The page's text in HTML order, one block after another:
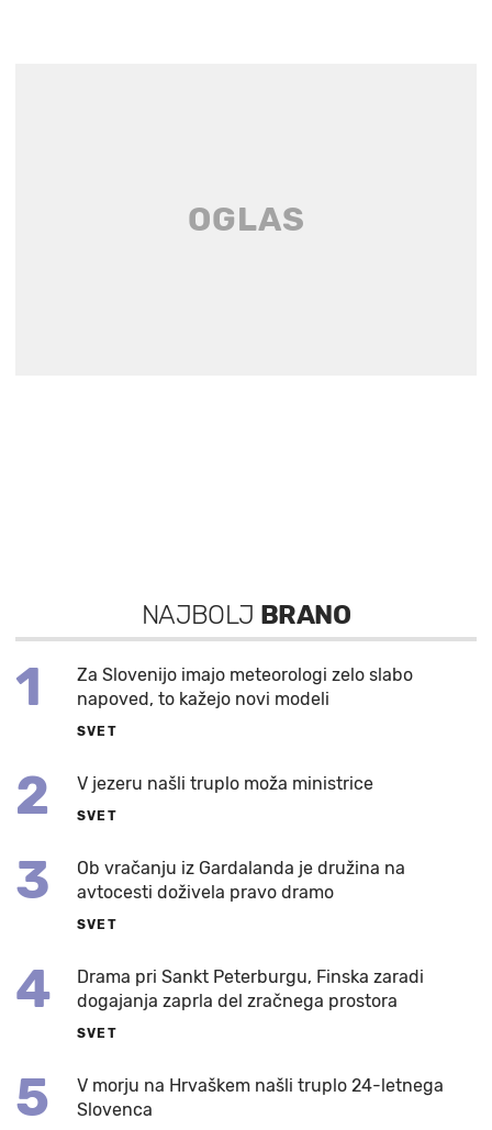
NAJBOLJ BRANO
1
Za Slovenijo imajo meteorologi zelo slabo
napoved, to kažejo novi modeli
SVET
2 V jezeru našli truplo moža ministrice
SVET
3
Ob vračanju iz Gardalanda je družina na
avtocesti doživela pravo dramo
SVET
4
Drama pri Sankt Peterburgu, Finska zaradi
dogajanja zaprla del zračnega prostora
SVET
5
V morju na Hrvaškem našli truplo 24-letnega
Slovenca